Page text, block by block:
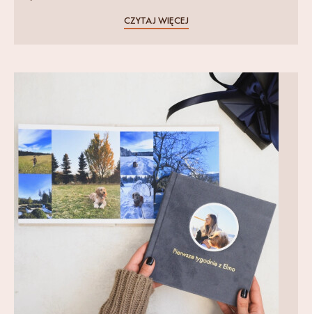
CZYTAJ WIĘCEJ